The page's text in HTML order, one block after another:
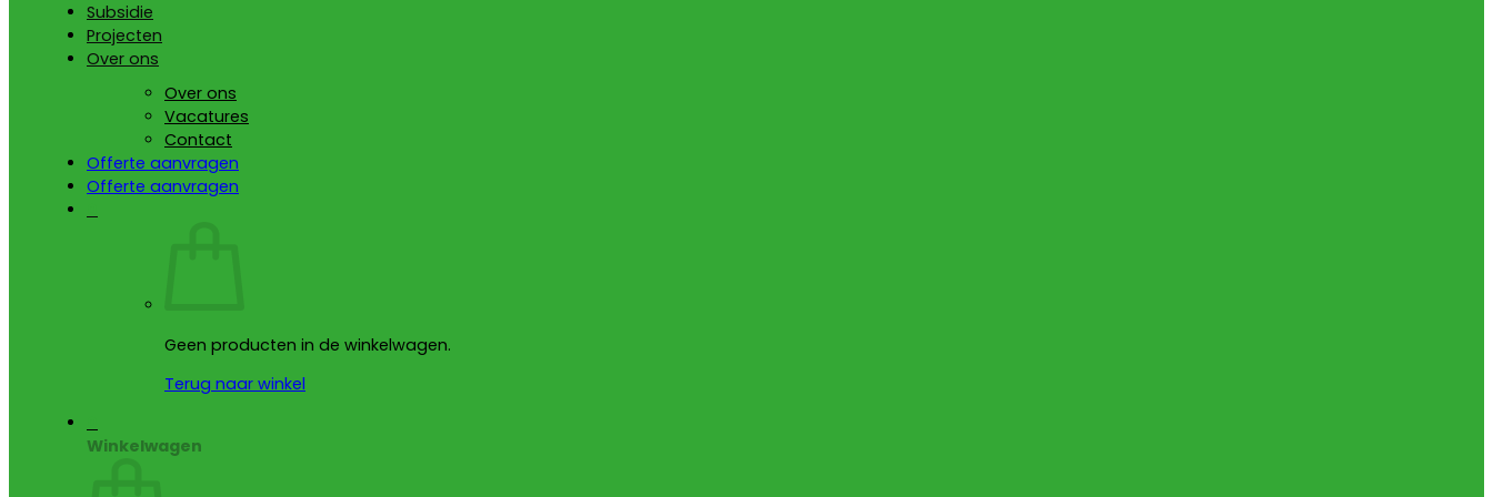
Subsidie
Projecten
Over ons
Over ons
Vacatures
Contact
Offerte aanvragen
Offerte aanvragen
Geen producten in de winkelwagen.
Terug naar winkel
Winkelwagen